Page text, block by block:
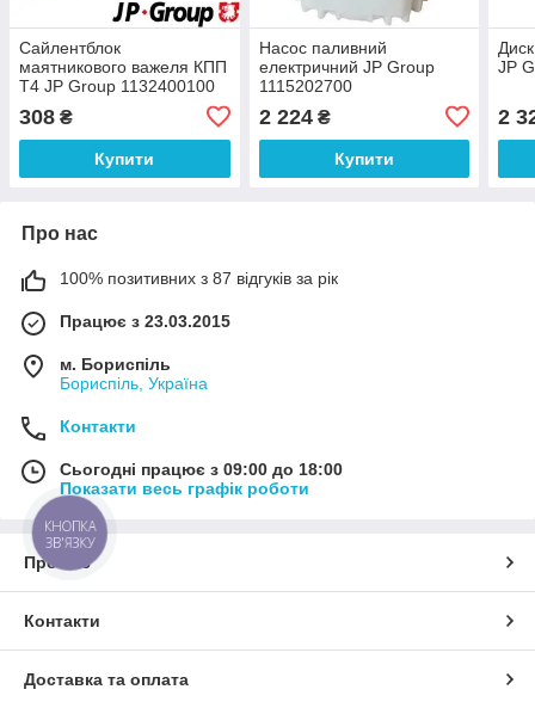
Сайлентблок
маятникового важеля КПП
Т4 JP Group 1132400100
308 ₴
Купити
Насос паливний
електричний JP Group
1115202700
2 224₴
Купити
JP
2
Про нас
100% позитивних з 87 відгуків за рік
Працює з 23.03.2015
м. Бориспіль
Бориспіль, Україна
Контакти
Сьогодні працює з 09:00 до 18:00
Показати весь графік роботи
Про нас
Контакти
Доставка та оплата
КНОПКА
ЗВ'ЯЗКУ